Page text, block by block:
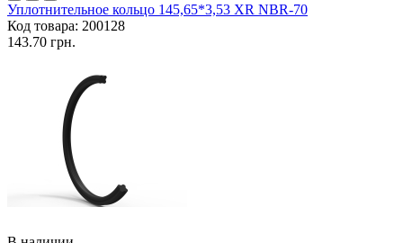
Уплотнительное кольцо 145,65*3,53 XR NBR-70
Код товара: 200128
143.70 грн.